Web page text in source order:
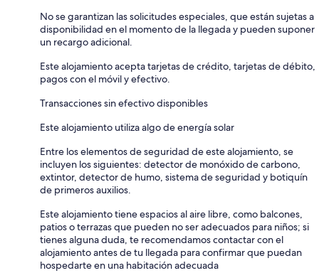
No se garantizan las solicitudes especiales, que están sujetas a
disponibilidad en el momento de la llegada y pueden suponer
un recargo adicional.
Este alojamiento acepta tarjetas de crédito, tarjetas de débito,
pagos con el móvil y efectivo.
Transacciones sin efectivo disponibles
Este alojamiento utiliza algo de energía solar
Entre los elementos de seguridad de este alojamiento, se
incluyen los siguientes: detector de monóxido de carbono,
extintor, detector de humo, sistema de seguridad y botiquín
de primeros auxilios.
Este alojamiento tiene espacios al aire libre, como balcones,
patios o terrazas que pueden no ser adecuados para niños; si
tienes alguna duda, te recomendamos contactar con el
alojamiento antes de tu llegada para confirmar que puedan
hospedarte en una habitación adecuada